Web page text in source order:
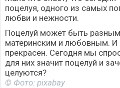
поцелуя, одного из самых
любви и нежности.
Поцелуй может быть
материнским и любовным.
прекрасен. Сегодня мы
для них значит поцелуй и
целуются?
© Фото: pixabay